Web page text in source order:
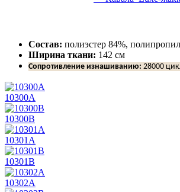
Состав: полиэстер 84%,
Ширина ткани: 142 см
Сопротивление изнашиванию: 28000
10300А
10300В
10301А
10301В
10302А